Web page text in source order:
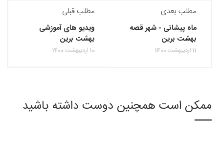
مطلب قبلی
ویدیو های آموزشی
بهشت برین
10 اردیبهشت 1400
مطلب بعدی
ماه پیشانی - شهر قصه
بهشت برین
11 اردیبهشت 1400
ممکن است همچنین دوست داشته باشید